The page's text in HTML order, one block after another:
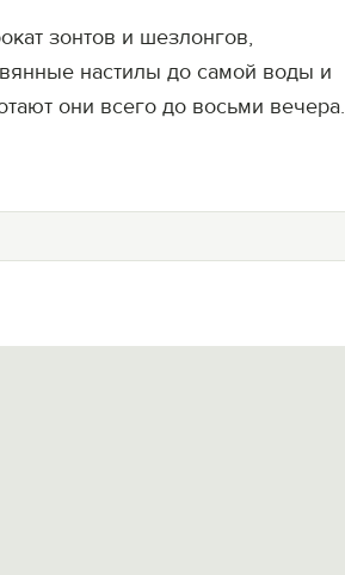
зонтов и шезлонгов,
настилы до самой воды и
они всего до восьми вечера.